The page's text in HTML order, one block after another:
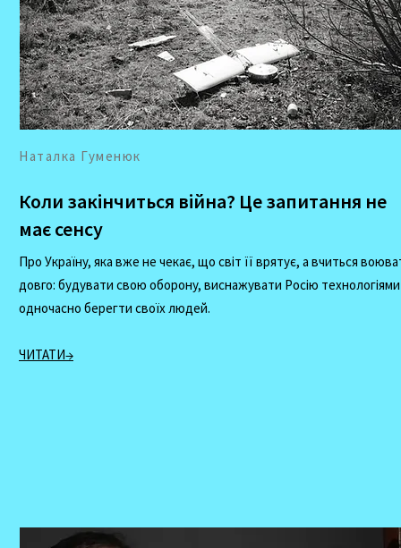
Наталка Гуменюк
Коли закінчиться війна? Це запитання не
має сенсу
Про Україну, яка вже не чекає, що світ її врятує, а вчиться
довго: будувати свою оборону, виснажувати Росію
одночасно берегти своїх людей.
ЧИТАТИ→